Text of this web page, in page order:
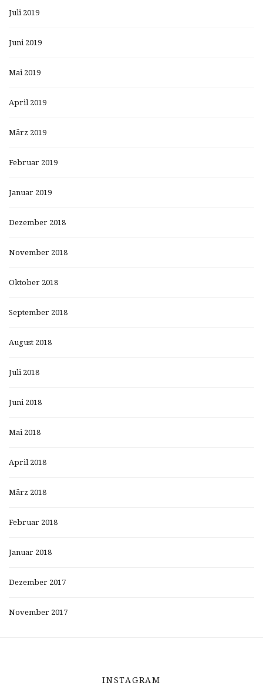
Juli 2019
Juni 2019
Mai 2019
April 2019
März 2019
Februar 2019
Januar 2019
Dezember 2018
November 2018
Oktober 2018
September 2018
August 2018
Juli 2018
Juni 2018
Mai 2018
April 2018
März 2018
Februar 2018
Januar 2018
Dezember 2017
November 2017
INSTAGRAM